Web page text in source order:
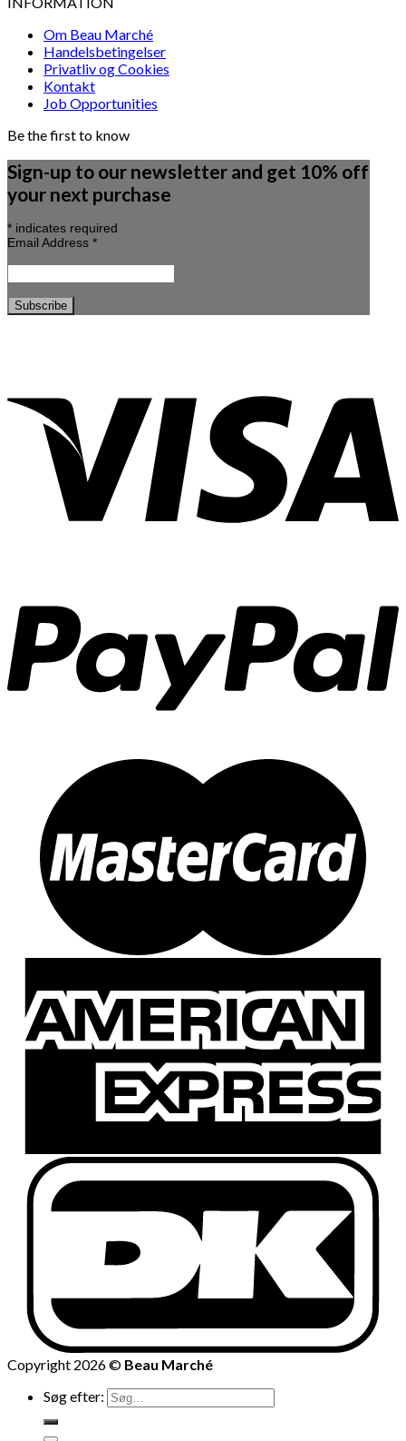
Om Beau Marché
Handelsbetingelser
Privatliv og Cookies
Kontakt
Job Opportunities
Be the first to know
Sign-up to our newsletter and get 10% off
your next purchase
* indicates required
Email Address *
Copyright 2026 © Beau Marché
Søg efter: